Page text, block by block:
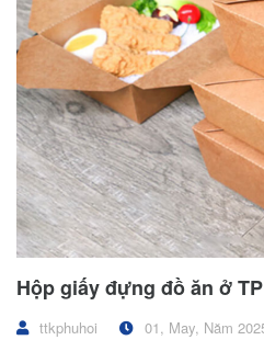
Hộp giấy đựng đồ ăn ở
ttkphuhoi 01, May, Năm